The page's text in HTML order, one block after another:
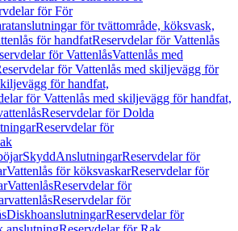
för För
för tvättområde, köksvask,
för handfatReservdelar för Vattenlås
för VattenlåsVattenlås med
för Vattenlås med skiljevägg för
för handfat,
för Vattenlås med skiljevägg för handfat,
Reservdelar för Dolda
Reservdelar för
SkyddAnslutningarReservdelar för
Vattenlås för köksvaskarReservdelar för
VattenlåsReservdelar för
Reservdelar för
DiskhoanslutningarReservdelar för